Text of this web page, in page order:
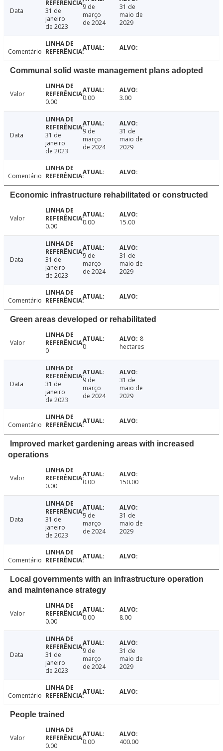
Data
31 de
janeiro
de 2023
9 de
março
de 2024
31 de
maio de
2029
Comentário
Communal solid waste management plans adopted
Valor
0.00
0.00 3.00
Data
31 de
janeiro
de 2023
9 de
março
de 2024
31 de
maio de
2029
Comentário
Economic infrastructure rehabilitated or constructed
Valor
0.00
0.00 15.00
Data
31 de
janeiro
de 2023
9 de
março
de 2024
31 de
maio de
2029
Comentário
Green areas developed or rehabilitated
Valor
0
0
8
hectares
Data
31 de
janeiro
de 2023
9 de
março
de 2024
31 de
maio de
2029
Comentário
Improved market gardening areas with increased
operations
Valor
0.00
0.00 150.00
Data
31 de
janeiro
de 2023
9 de
março
de 2024
31 de
maio de
2029
Comentário
Local governments with an infrastructure operation
and maintenance strategy
Valor
0.00
0.00 8.00
Data
31 de
janeiro
de 2023
9 de
março
de 2024
31 de
maio de
2029
Comentário
People trained
Valor
0.00
0.00 400.00